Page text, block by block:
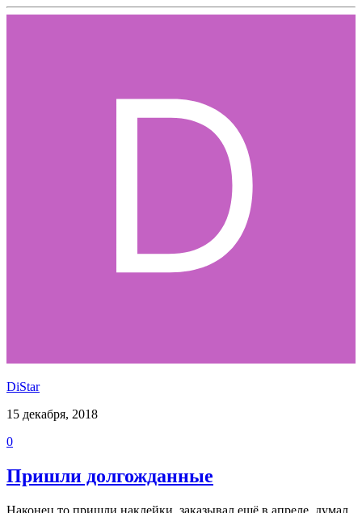
DiStar
15 декабря, 2018
0
Пришли долгожданные
Наконец то пришли наклейки, заказывал ещё в апреле, думал